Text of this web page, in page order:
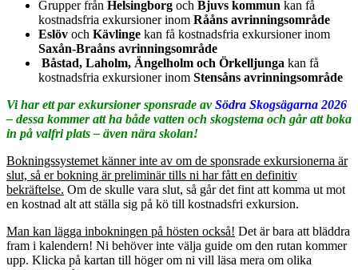
Grupper från Helsingborg och Bjuvs kommun kan få
kostnadsfria exkursioner inom Rååns avrinningsområde
Eslöv och Kävlinge kan få kostnadsfria exkursioner inom
Saxån-Braåns avrinningsområde
Båstad, Laholm, Ängelholm och Örkelljunga kan få
kostnadsfria exkursioner inom Stensåns avrinningsområde
Vi har ett par exkursioner sponsrade avSödra Skogsägarna 2026
– dessa kommer att ha både vatten och skogstema och går att boka
in på valfri plats – även nära skolan!
Bokningssystemet känner inte av om de sponsrade exkursionerna är
slut, så er bokning är preliminär tills ni har fått en definitiv
bekräftelse. Om de skulle vara slut, så går det fint att komma ut mot
en kostnad alt att ställa sig på kö till kostnadsfri exkursion.
Man kan lägga inbokningen på hösten också! Det är bara att bläddra
fram i kalendern! Ni behöver inte välja guide om den rutan kommer
upp. Klicka på kartan till höger om ni vill läsa mera om olika